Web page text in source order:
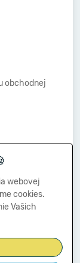
obchodnej
webovej
cookies.
Vašich